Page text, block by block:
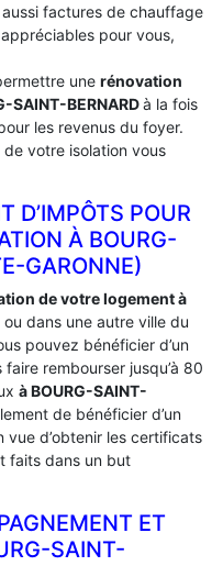
factures de chauffage
pour vous,
une rénovation
SAINT-BERNARDà la fois
les revenus du foyer.
de votre isolation vous
D’IMPÔTS POUR
À ‎BOURG-
GARONNE)
de votre logement à
ou dans une autre ville du
pouvez bénéficier d’un
rembourser jusqu’à 80
à BOURG-SAINT-
de bénéficier d’un
vue d’obtenir les certificats
faits dans un but
ET
SAINT-